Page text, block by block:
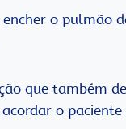
o pulmão
que também
o